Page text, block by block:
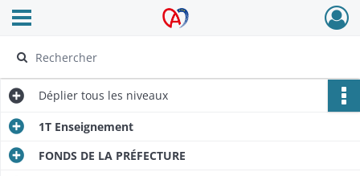
Archives Alsace - Colmar
Ouvrir le menu déroulant
Déplier tous les niveaux
1T Enseignement
FONDS DE LA PRÉFECTURE